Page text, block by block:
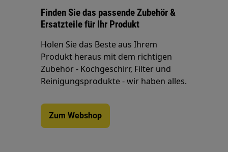
Finden Sie das passende Zubehör &
Ersatzteile für Ihr Produkt
Holen Sie das Beste aus Ihrem
Produkt heraus mit dem richtigen
Zubehör - Kochgeschirr, Filter und
Reinigungsprodukte - wir haben alles.
Zum Webshop